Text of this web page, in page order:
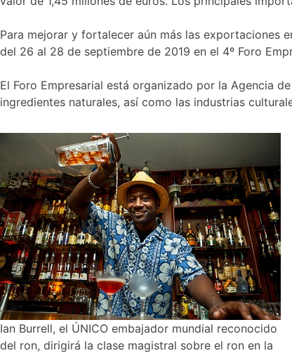
Para mejorar y fortalecer aún más las exportaciones
del 26 al 28 de septiembre de 2019 en el 4º Foro
El Foro Empresarial está organizado por la Agencia
ingredientes naturales, así como las industrias
Ian Burrell, el ÚNICO embajador mundial reconocido
del ron, dirigirá la clase magistral sobre el ron en la